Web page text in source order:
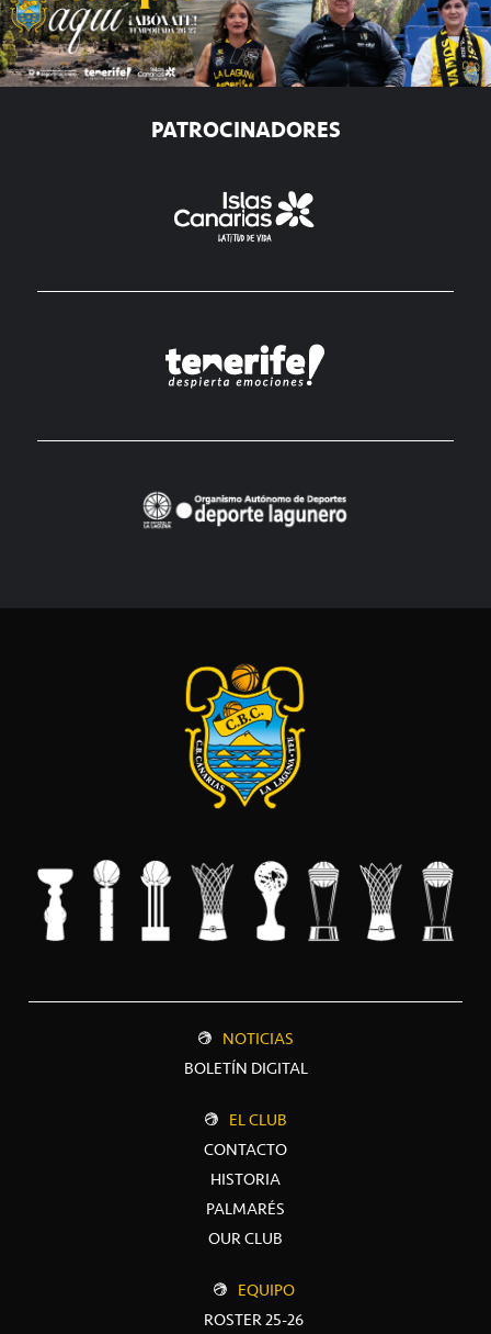
PATROCINADORES
NOTICIAS
BOLETÍN DIGITAL
EL CLUB
CONTACTO
HISTORIA
PALMARÉS
OUR CLUB
EQUIPO
ROSTER 25-26